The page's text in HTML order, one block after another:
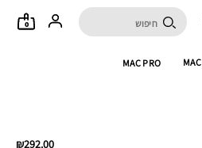
0
MAC PRO
₪292.00